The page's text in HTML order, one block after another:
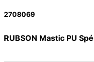
2708069
RUBSON Mastic PU